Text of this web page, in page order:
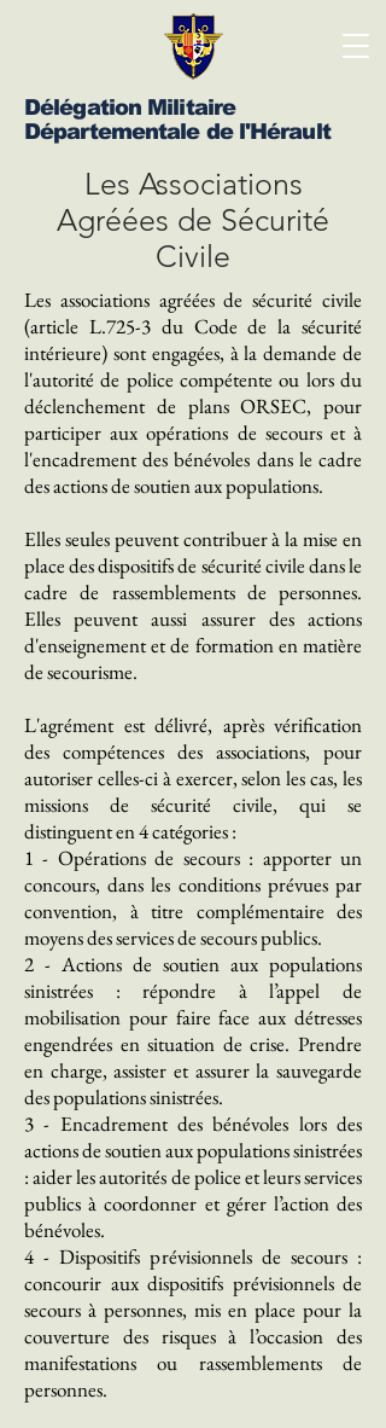
Délégation Militaire
Départementale de l'Hérault
Les Associations
Agréées de Sécurité
Civile
Les associations agréées de sécurité civile
(article L.725-3 du Code de la sécurité
intérieure) sont engagées, à la demande de
l'autorité de police compétente ou lors du
déclenchement de plans ORSEC, pour
participer aux opérations de secours et à
l'encadrement des bénévoles dans le cadre
des actions de soutien aux populations.
Elles seules peuvent contribuer à la mise en
place des dispositifs de sécurité civile dans le
cadre de rassemblements de personnes.
Elles peuvent aussi assurer des actions
d'enseignement et de formation en matière
de secourisme.
L'agrément est délivré, après vérification
des compétences des associations, pour
autoriser celles-ci à exercer, selon les cas, les
missions de sécurité civile, qui se
distinguent en 4 catégories :
1 - Opérations de secours : apporter un
concours, dans les conditions prévues par
convention, à titre complémentaire des
moyens des services de secours publics.
2 - Actions de soutien aux populations
sinistrées : répondre à l’appel de
mobilisation pour faire face aux détresses
engendrées en situation de crise. Prendre
en charge, assister et assurer la sauvegarde
des populations sinistrées.
3 - Encadrement des bénévoles lors des
actions de soutien aux populations sinistrées
: aider les autorités de police et leurs services
publics à coordonner et gérer l’action des
bénévoles.
4 - Dispositifs prévisionnels de secours :
concourir aux dispositifs prévisionnels de
secours à personnes, mis en place pour la
couverture des risques à l’occasion des
manifestations ou rassemblements de
personnes.